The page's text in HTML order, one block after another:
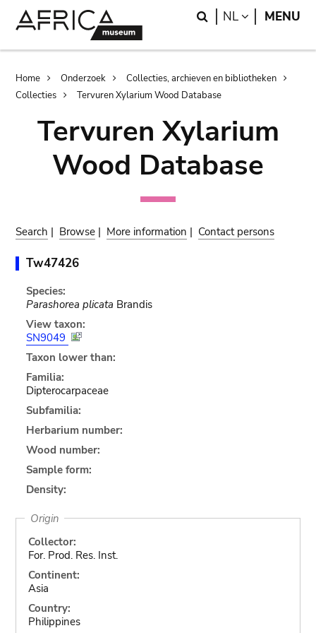
Search
NL LANGUAGE
MENU
Breadcrumb
Home Onderzoek
Collecties, archieven en bibliotheken
Collecties
Tervuren Xylarium Wood Database
Tervuren Xylarium
Wood Database
Search | Browse | More information | Contact persons
Tw47426
Species:
Parashorea plicata Brandis
View taxon:
SN9049
Taxon lower than:
Familia:
Dipterocarpaceae
Subfamilia:
Herbarium number:
Wood number:
Sample form:
Density:
Origin
Collector:
For. Prod. Res. Inst.
Continent:
Asia
Country:
Philippines